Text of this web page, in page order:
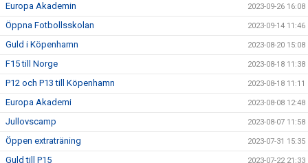
Europa Akademin 2023-09-26 16:08
Öppna Fotbollsskolan 2023-09-14 11:46
Guld i Köpenhamn 2023-08-20 15:08
F15 till Norge 2023-08-18 11:38
P12 och P13 till Köpenhamn 2023-08-18 11:11
Europa Akademi 2023-08-08 12:48
Jullovscamp 2023-08-07 11:58
Öppen extraträning 2023-07-31 15:35
Guld till P15 2023-07-22 21:33